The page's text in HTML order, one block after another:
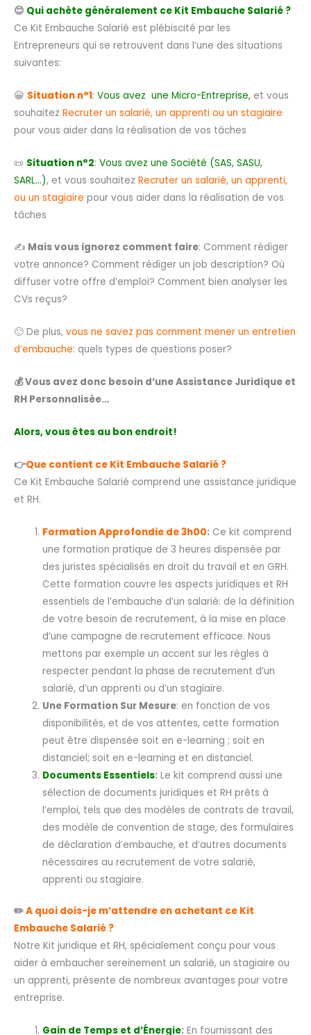
😊 Qui achète généralement ce Kit Embauche Salarié ?
Ce Kit Embauche Salarié est plébiscité par les
Entrepreneurs qui se retrouvent dans l’une des situations
suivantes:
😀 Situation n°1: Vous avez une Micro-Entreprise, et vous
souhaitez Recruter un salarié, un apprenti ou un stagiaire
pour vous aider dans la réalisation de vos tâches
📜 Situation n°2: Vous avez une Société (SAS, SASU,
SARL…), et vous souhaitez Recruter un salarié, un apprenti,
ou un stagiaire pour vous aider dans la réalisation de vos
tâches
✍️ Mais vous ignorez comment faire: Comment rédiger
votre annonce? Comment rédiger un job description? Où
diffuser votre offre d’emploi? Comment bien analyser les
CVs reçus?
🙂 De plus, vous ne savez pas comment mener un entretien
d’embauche: quels types de questions poser?
💰Vous avez donc besoin d’une Assistance Juridique et
RH Personnalisée…
Alors, vous êtes au bon endroit!
👉Que contient ce Kit Embauche Salarié ?
Ce Kit Embauche Salarié comprend une assistance juridique
et RH.
Formation Approfondie de 3h00: Ce kit comprend
une formation pratique de 3 heures dispensée par
des juristes spécialisés en droit du travail et en GRH.
Cette formation couvre les aspects juridiques et RH
essentiels de l’embauche d’un salarié: de la définition
de votre besoin de recrutement, à la mise en place
d’une campagne de recrutement efficace. Nous
mettons par exemple un accent sur les règles à
respecter pendant la phase de recrutement d’un
salarié, d’un apprenti ou d’un stagiaire.
Une Formation Sur Mesure: en fonction de vos
disponibilités, et de vos attentes, cette formation
peut être dispensée soit en e-learning ; soit en
distanciel; soit en e-learning et en distanciel.
Documents Essentiels: Le kit comprend aussi une
sélection de documents juridiques et RH prêts à
l’emploi, tels que des modèles de contrats de travail,
des modèle de convention de stage, des formulaires
de déclaration d’embauche, et d’autres documents
nécessaires au recrutement de votre salarié,
apprenti ou stagiaire.
✏️A quoi dois-je m’attendre en achetant ce Kit
Embauche Salarié ?
Notre Kit juridique et RH, spécialement conçu pour vous
aider à embaucher sereinement un salarié, un stagiaire ou
un apprenti, présente de nombreux avantages pour votre
entreprise.
Gain de Temps et d’Énergie: En fournissant des